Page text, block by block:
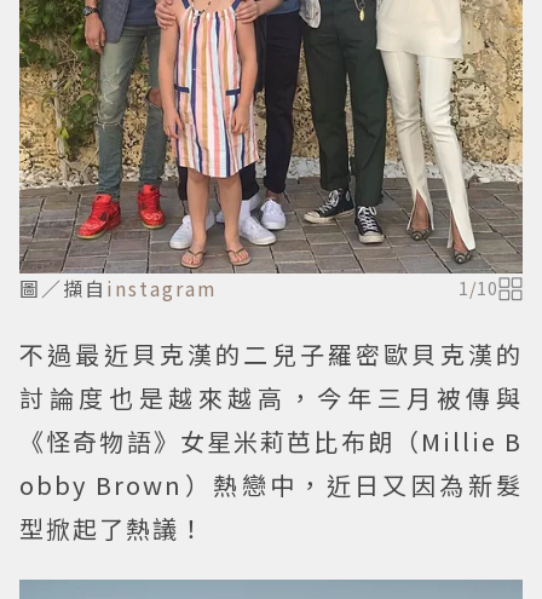
圖／擷自 instagram 1/10
不過最近貝克漢的二兒子羅密歐貝克漢的
討論度也是越來越高，今年三月被傳與
《怪奇物語》女星米莉芭比布朗（Millie B
obby Brown）熱戀中，近日又因為新髮
型掀起了熱議！